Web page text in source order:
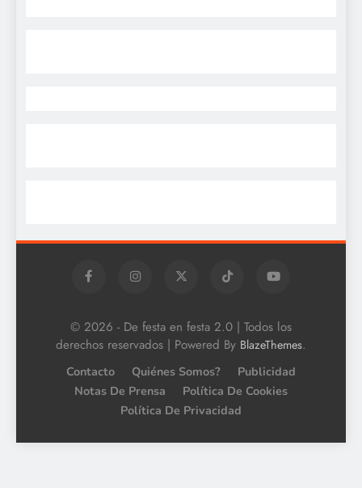
© 2026 - De festa en festa 2.0 | Todos los
derechos reservados | Powered By BlazeThemes.
Contacto Quiénes Somos?
Publicidad
Notas De Prensa
Política De Cookies
Política De Privacidad